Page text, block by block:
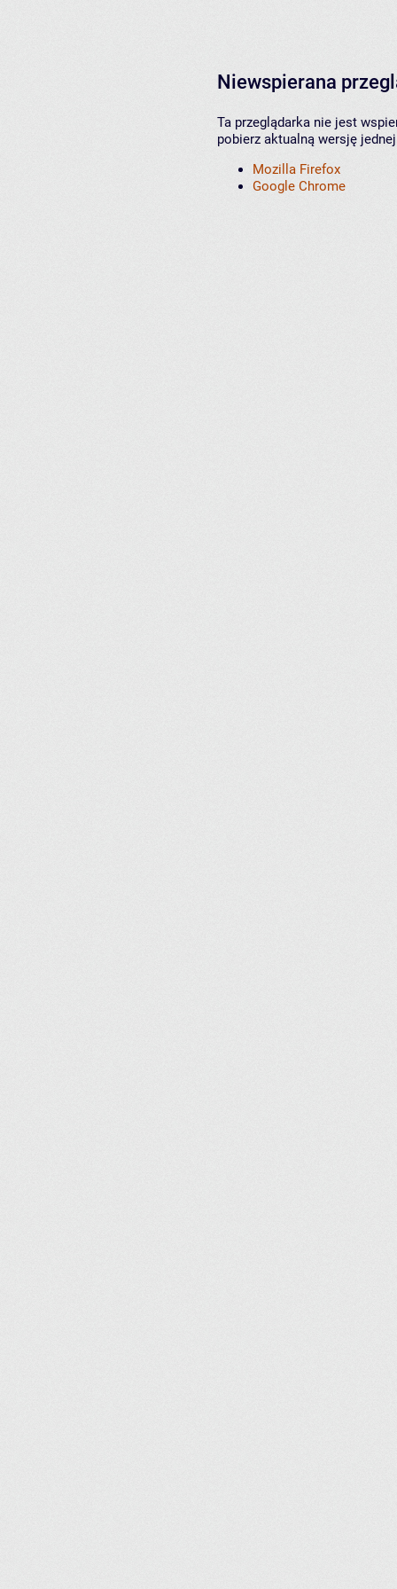
Niewspierana
Ta przeglądarka nie jest
pobierz aktualną wersję
Mozilla Firefox
Google Chrome